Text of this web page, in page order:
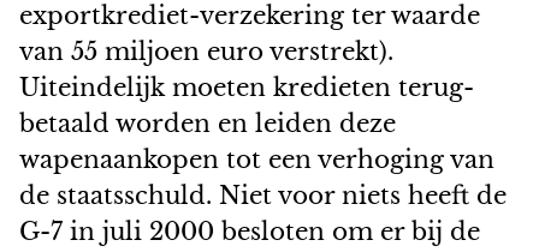
exportkrediet-verzekering ter waarde
van 55 miljoen euro verstrekt).
Uiteindelijk moeten kredieten terug-
betaald worden en leiden deze
wapenaankopen tot een verhoging van
de staatsschuld. Niet voor niets heeft de
G-7 in juli 2000 besloten om er bij de